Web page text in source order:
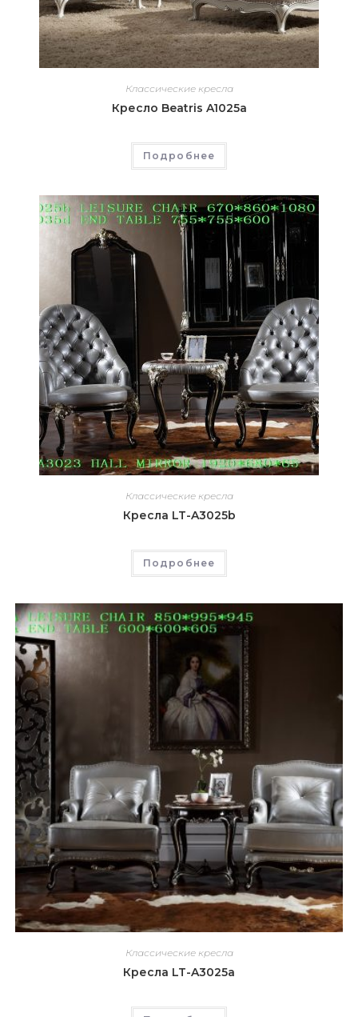
Классические кресла
Кресло Beatris A1025а
Подробнее
Классические кресла
Кресла LT-A3025b
Подробнее
Классические кресла
Кресла LT-A3025a